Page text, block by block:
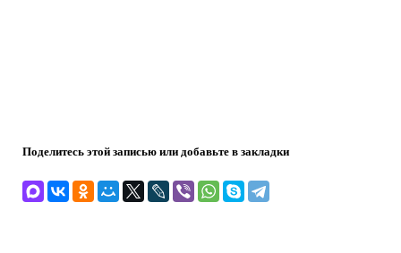
Поделитесь этой записью или добавьте в закладки